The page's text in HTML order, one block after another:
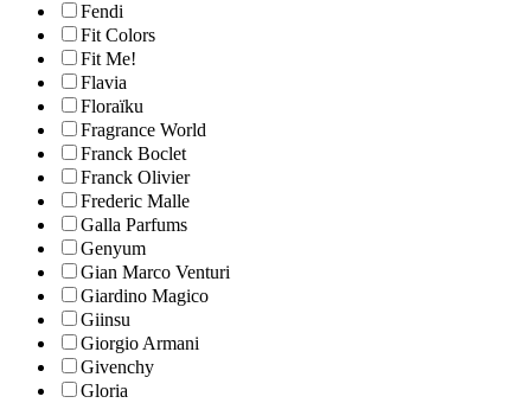
Fendi
Fit Colors
Fit Me!
Flavia
Floraïku
Fragrance World
Franck Boclet
Franck Olivier
Frederic Malle
Galla Parfums
Genyum
Gian Marco Venturi
Giardino Magico
Giinsu
Giorgio Armani
Givenchy
Gloria